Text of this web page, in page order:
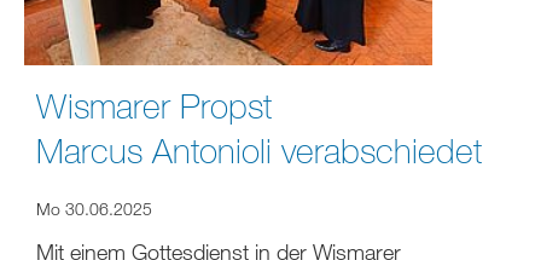
Wismarer Propst
Marcus Antonioli verabschiedet
Mo 30.06.2025
Mit einem Gottesdienst in der Wismarer